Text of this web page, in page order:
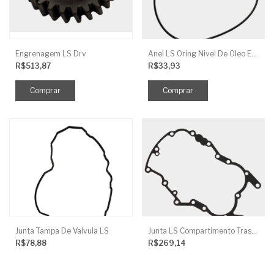
Engrenagem LS Drv
R$513,87
Anel LS Oring Nivel De Oleo EGQ125
R$33,93
Junta Tampa De Valvula LS
R$78,88
Junta LS Compartimento Traseiro EGQ155
R$269,14